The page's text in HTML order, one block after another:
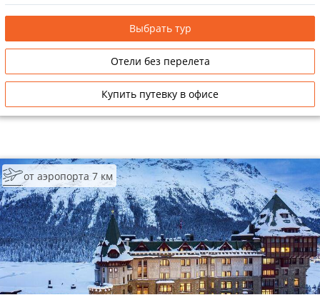
Выбрать тур
Отели без перелета
Купить путевку в офисе
от аэропорта 7 км